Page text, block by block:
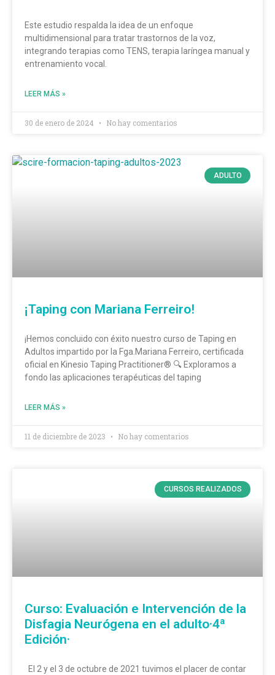
Este estudio respalda la idea de un enfoque
multidimensional para tratar trastornos de la voz,
integrando terapias como TENS, terapia laríngea manual y
entrenamiento vocal.
LEER MÁS »
30 de enero de 2024 No hay comentarios
ADULTO
¡Taping con Mariana Ferreiro!
¡Hemos concluido con éxito nuestro curso de Taping en
Adultos impartido por la Fga.Mariana Ferreiro, certificada
oficial en Kinesio Taping Practitioner®️ 🔍 Exploramos a
fondo las aplicaciones terapéuticas del taping
LEER MÁS »
11 de diciembre de 2023 No hay comentarios
CURSOS REALIZADOS
Curso: Evaluación e Intervención de la
Disfagia Neurógena en el adulto·4ª
Edición·
El 2 y el 3 de octubre de 2021 tuvimos el placer de contar